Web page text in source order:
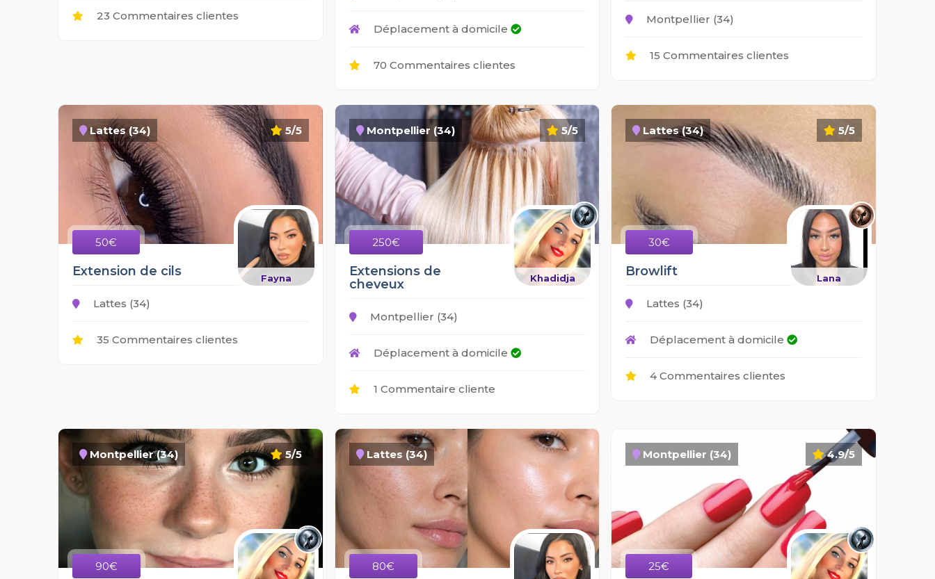
23 Commentaires clientes
Déplacement à domicile
70 Commentaires clientes
Montpellier (34)
15 Commentaires clientes
5/5
Lattes (34)
50€
Fayna
Extension de cils
Lattes (34)
35 Commentaires clientes
5/5
Montpellier (34)
250€
Khadidja
Extensions de
cheveux
Montpellier (34)
Déplacement à domicile
1 Commentaire cliente
5/5
Lattes (34)
30€
Lana
Browlift
Lattes (34)
Déplacement à domicile
4 Commentaires clientes
5/5
Montpellier (34)
90€
Lattes (34)
80€
4.9/5
Montpellier (34)
25€